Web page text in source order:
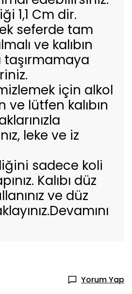
1,1 Cm dir.
seferde tam
ve kalıbın
taşırmamaya
için alkol
ve lütfen kalıbın
leke ve iz
sadece koli
Kalıbı düz
ve düz
Yorum Yap